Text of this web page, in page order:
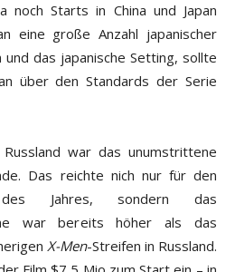
noch Starts in China und Japan
eine große Anzahl japanischer
und das japanische Setting, sollte
über den Standards der Serie
war das unumstrittene
Das reichte nich nur für den
Jahres, sondern das
war bereits höher als das
X-Men-Streifen in Russland.